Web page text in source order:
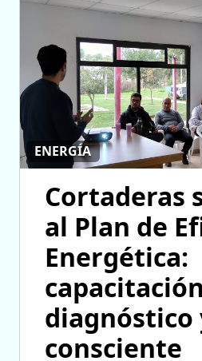
ENERGÍA
Cortaderas
al Plan de
Energética:
diagnóstico
consciente